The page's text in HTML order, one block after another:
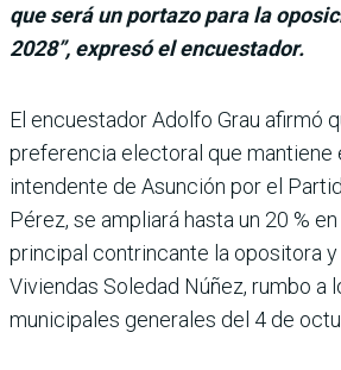
que será un portazo para la
2028”, expresó el encuestador.
El encuestador Adolfo Grau afirmó
preferen­cia electoral que mantiene
intendente de Asunción por el
Pérez, se ampliará hasta un 20 %
principal contrincante la opositora
Viviendas Soledad Núñez, rumbo a
municipales generales del 4 de